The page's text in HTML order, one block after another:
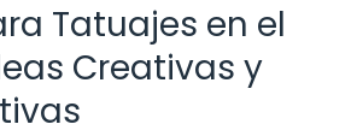
Tatuajes en el
Creativas y